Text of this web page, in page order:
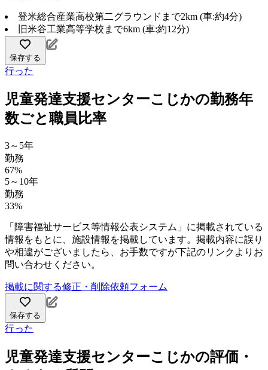
登米総合産業高校第二グラウンドまで2km (車:約4分)
旧米谷工業高等学校まで6km (車:約12分)
保存する
行った
児童発達支援センターこじかの勤務年
数ごと職員比率
3～5年
勤務
67%
5～10年
勤務
33%
「障害福祉サービス等情報公表システム」に掲載されている
情報をもとに、施設情報を掲載しています。掲載内容に誤り
や相違がございましたら、お手数ですが下記のリンクよりお
問い合わせください。
掲載に関する修正・削除依頼フォーム
保存する
行った
児童発達支援センターこじかの評価・